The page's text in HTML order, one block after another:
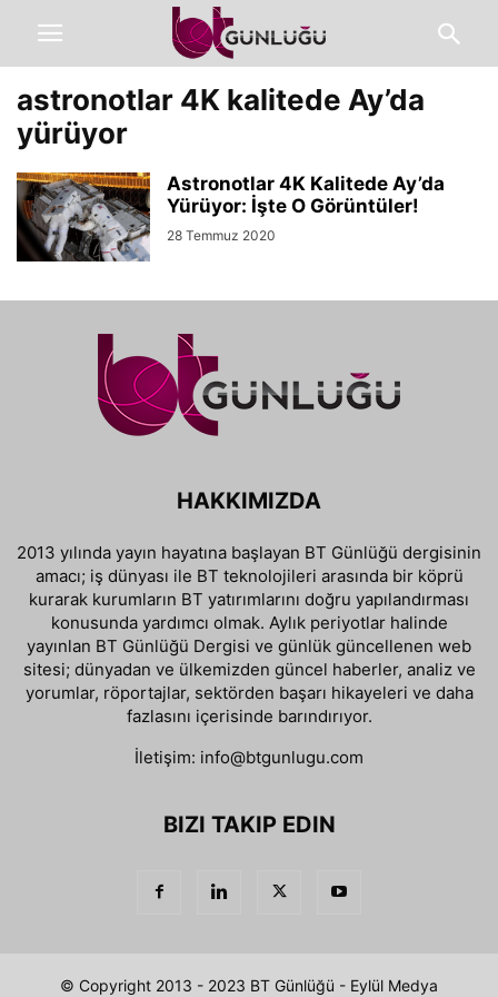
astronotlar 4K kalitede Ay’da
yürüyor
Astronotlar 4K Kalitede Ay’da
Yürüyor: İşte O Görüntüler!
28 Temmuz 2020
HAKKIMIZDA
2013 yılında yayın hayatına başlayan BT Günlüğü dergisinin
amacı; iş dünyası ile BT teknolojileri arasında bir köprü
kurarak kurumların BT yatırımlarını doğru yapılandırması
konusunda yardımcı olmak. Aylık periyotlar halinde
yayınlan BT Günlüğü Dergisi ve günlük güncellenen web
sitesi; dünyadan ve ülkemizden güncel haberler, analiz ve
yorumlar, röportajlar, sektörden başarı hikayeleri ve daha
fazlasını içerisinde barındırıyor.
İletişim: info@btgunlugu.com
BIZI TAKIP EDIN
© Copyright 2013 - 2023 BT Günlüğü - Eylül Medya